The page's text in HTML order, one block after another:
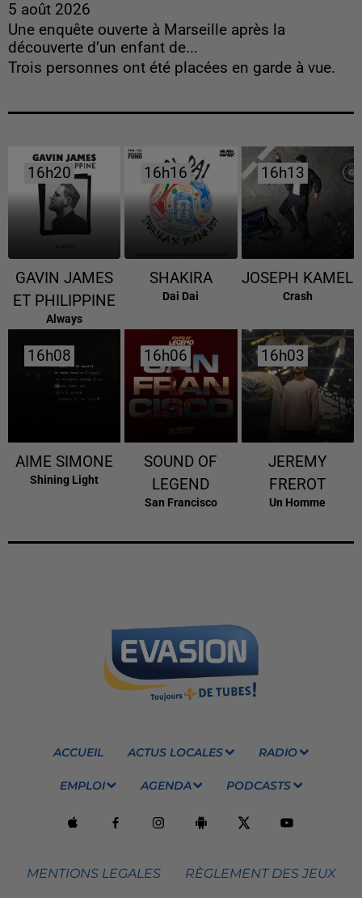
5 août 2026
Une enquête ouverte à Marseille après la
découverte d’un enfant de...
Trois personnes ont été placées en garde à vue.
16h20
16h20
GAVIN JAMES
ET PHILIPPINE
Always
16h16
16h16
SHAKIRA
Dai Dai
16h13
16h13
JOSEPH KAMEL
Crash
16h08
16h08
AIME SIMONE
Shining Light
16h06
16h06
SOUND OF
LEGEND
San Francisco
16h03
16h03
JEREMY
FREROT
Un Homme
ACCUEIL ACTUS LOCALES RADIO
EMPLOI AGENDA PODCASTS
MENTIONS LEGALES RÈGLEMENT DES JEUX